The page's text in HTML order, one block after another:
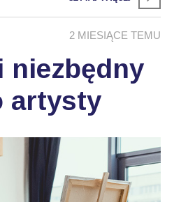
2 MIESIĄCE TEMU
niezbędny
artysty